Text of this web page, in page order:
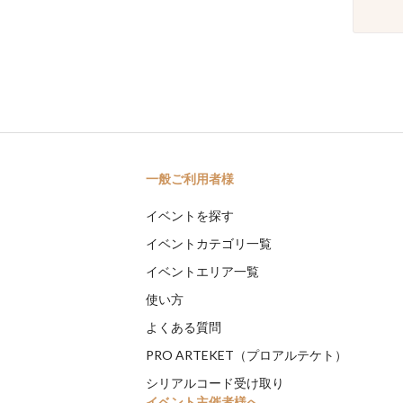
一般ご利用者様
イベントを探す
イベントカテゴリ一覧
イベントエリア一覧
使い方
よくある質問
PRO ARTEKET（プロアルテケト）
シリアルコード受け取り